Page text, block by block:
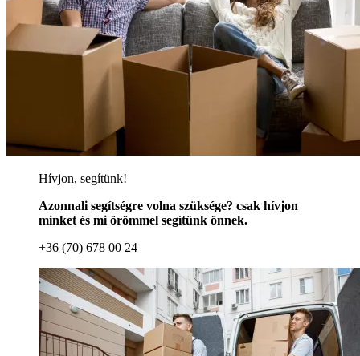
Hívjon, segítünk!
Azonnali segítségre volna szüksége? csak hívjon
minket és mi örömmel segítünk önnek.
+36 (70) 678 00 24